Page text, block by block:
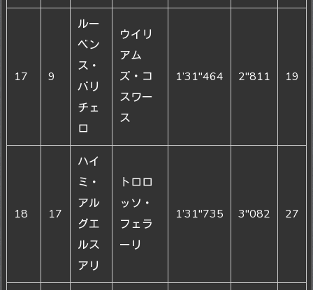
17 9
ルー
ベン
ス・
バリ
チェ
ロ
ウイリ
アム
ズ・コ
スワー
ス
1’31"464 2"811 19
18 17
ハイ
ミ・
アル
グエ
ルス
アリ
トロロ
ッソ・
フェラ
ーリ
1’31"735 3"082 27